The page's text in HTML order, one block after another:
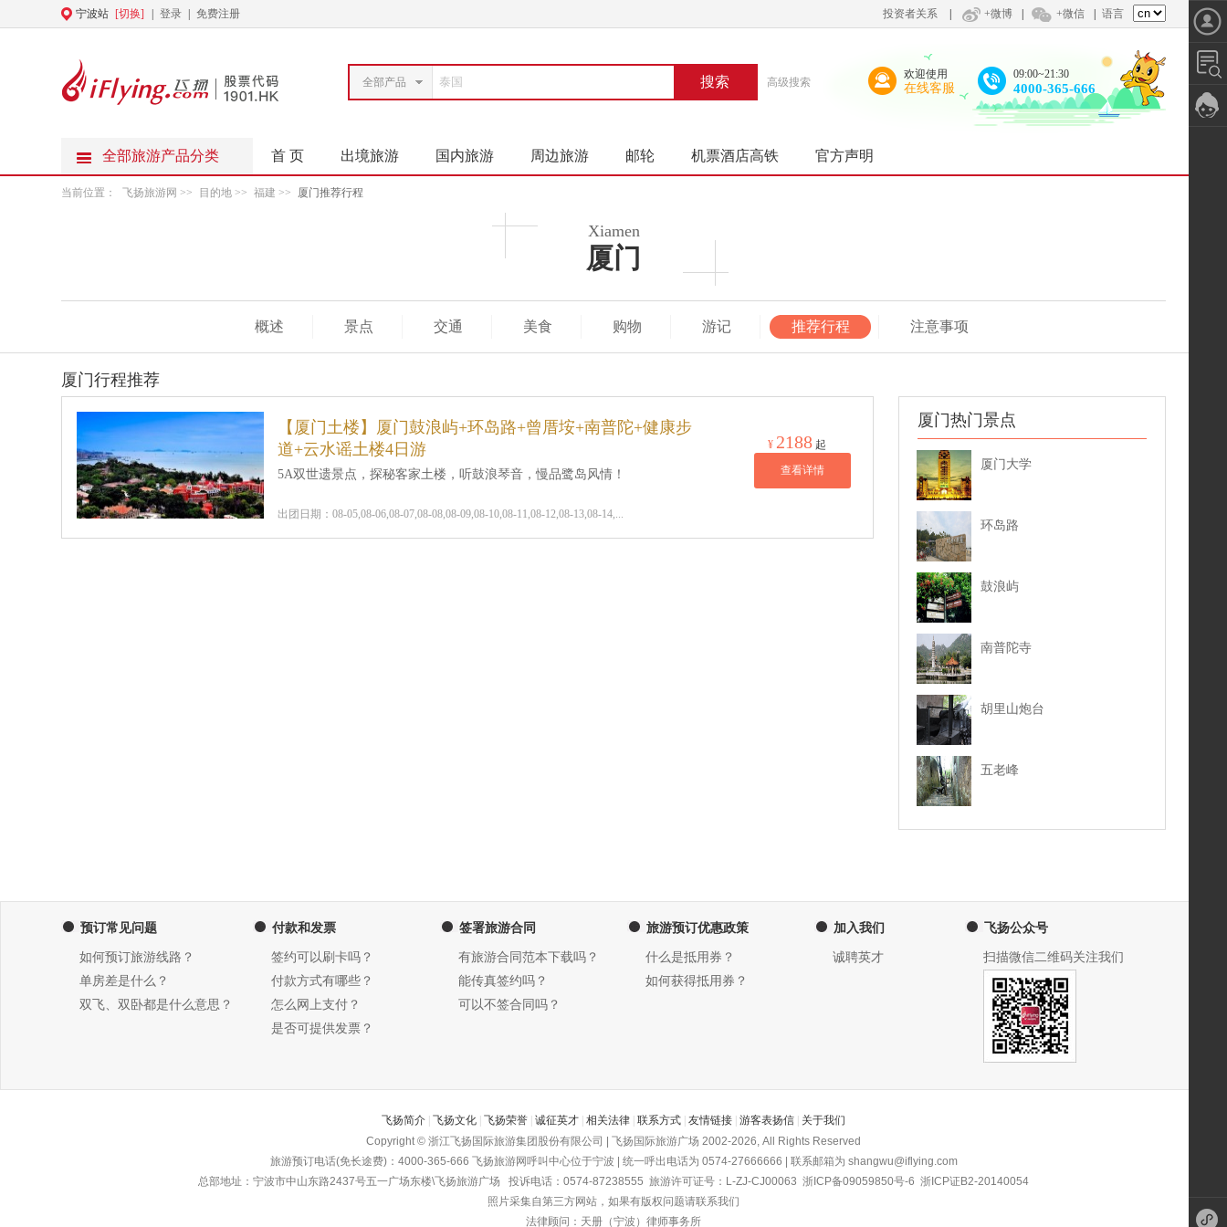
宁波站 [切换] 登录 免费注册 投资者关系 +微博 +微信 语言
全部产品 搜索 高级搜索
欢迎使用
在线客服
09:00~21:30
4000-365-666
全部旅游产品分类 首 页 出境旅游 国内旅游 周边旅游 邮轮 机票酒店高铁 官方声明
当前位置： 飞扬旅游网 >> 目的地 >> 福建 >> 厦门推荐行程
Xiamen
厦门
概述 景点 交通 美食 购物 游记 推荐行程 注意事项
厦门行程推荐
【厦门土楼】厦门鼓浪屿+环岛路+曾厝垵+南普陀+健康步
道+云水谣土楼4日游
5A双世遗景点，探秘客家土楼，听鼓浪琴音，慢品鹭岛风情！
出团日期：08-05,08-06,08-07,08-08,08-09,08-10,08-11,08-12,08-13,08-14,...
¥ 2188 起
查看详情
厦门热门景点
厦门大学
环岛路
鼓浪屿
南普陀寺
胡里山炮台
五老峰
预订常见问题
如何预订旅游线路？
单房差是什么？
双飞、双卧都是什么意思？
付款和发票
签约可以刷卡吗？
付款方式有哪些？
怎么网上支付？
是否可提供发票？
签署旅游合同
有旅游合同范本下载吗？
能传真签约吗？
可以不签合同吗？
旅游预订优惠政策
什么是抵用券？
如何获得抵用券？
加入我们
诚聘英才
飞扬公众号
扫描微信二维码关注我们
飞扬简介 飞扬文化 飞扬荣誉 诚征英才 相关法律 联系方式 友情链接 游客表扬信
关于我们
Copyright © 浙江飞扬国际旅游集团股份有限公司 | 飞扬国际旅游广场 2002-2026, All Rights Reserved
旅游预订电话(免长途费)：4000-365-666 飞扬旅游网呼叫中心位于宁波 | 统一呼出电话为 0574-27666666 | 联系邮箱为 shangwu@iflying.com
总部地址：宁波市中山东路2437号五一广场东楼\飞扬旅游广场 投诉电话：0574-87238555 旅游许可证号：L-ZJ-CJ00063 浙ICP备09059850号-6 浙ICP证B2-20140054
照片采集自第三方网站，如果有版权问题请联系我们
法律顾问：天册（宁波）律师事务所